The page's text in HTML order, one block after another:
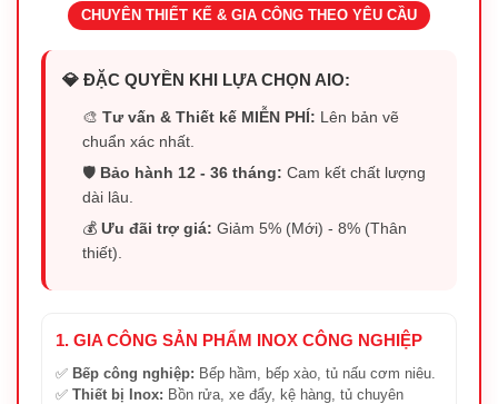
CHUYÊN THIẾT KẾ & GIA CÔNG THEO YÊU CẦU
💎 ĐẶC QUYỀN KHI LỰA CHỌN AIO:
🎨Tư vấn & Thiết kế MIỄN PHÍ: Lên bản vẽ
chuẩn xác nhất.
🛡️ Bảo hành 12 - 36 tháng: Cam kết chất lượng
dài lâu.
💰Ưu đãi trợ giá: Giảm 5% (Mới) - 8% (Thân
thiết).
1. GIA CÔNG SẢN PHẨM INOX CÔNG NGHIỆP
✅ Bếp công nghiệp: Bếp hầm, bếp xào, tủ nấu cơm niêu.
✅ Thiết bị Inox: Bồn rửa, xe đẩy, kệ hàng, tủ chuyên